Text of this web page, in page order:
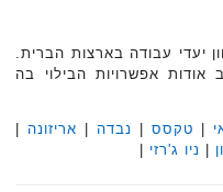
יעדי עבודה בארצות הברית.
אפשרויות הבילוי בה
טקסס נבדה אריזונה
ניו ג'רזי